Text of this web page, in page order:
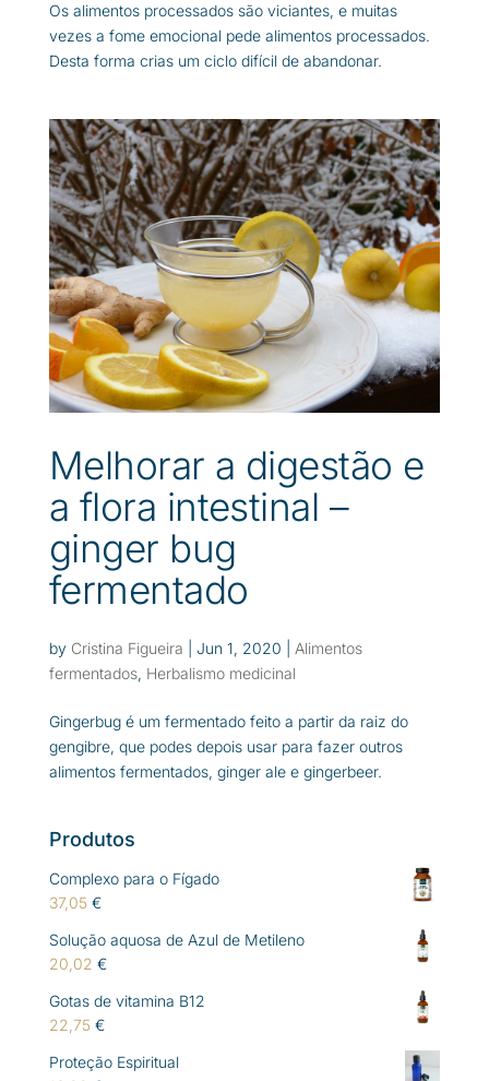
Os alimentos processados são viciantes, e muitas
vezes a fome emocional pede alimentos processados.
Desta forma crias um ciclo difícil de abandonar.
Melhorar a digestão e
a flora intestinal –
ginger bug
fermentado
by Cristina Figueira Jun 1, 2020
Alimentos
fermentados, Herbalismo medicinal
Gingerbug é um fermentado feito a partir da raiz do
gengibre, que podes depois usar para fazer outros
alimentos fermentados, ginger ale e gingerbeer.
Produtos
Complexo para o Fígado
37,05 €
Solução aquosa de Azul de Metileno
20,02 €
Gotas de vitamina B12
22,75 €
Proteção Espiritual